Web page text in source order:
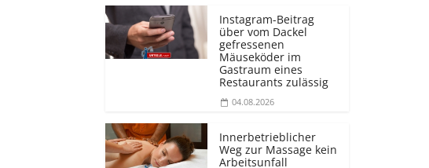
Instagram-Beitrag
über vom Dackel
gefressenen
Mäuseköder im
Gastraum eines
Restaurants zulässig
04.08.2026
Innerbetrieblicher
Weg zur Massage kein
Arbeitsunfall